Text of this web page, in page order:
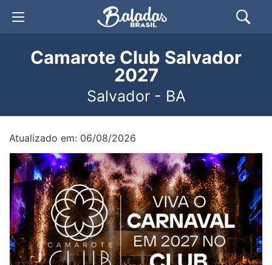
Camarote Club Salvador
2027
Salvador - BA
Atualizado em: 06/08/2026